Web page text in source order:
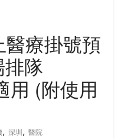
療掛號預
隊
用 (附使用
,深圳,醫院